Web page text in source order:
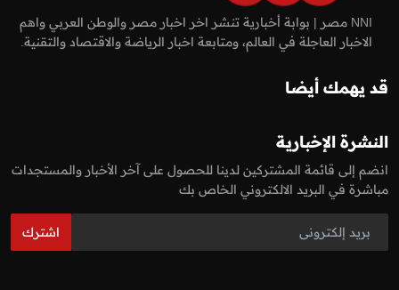
NNI مصر | بوابة أخبارية تنشر اخر اخبار مصر والوطن العربي واهم
الاخبار العاجلة في العالم، ومتابعة اخبار الرياضة والاقتصاد والتقنية.
قد يهمك أيضا
النشرة الإخبارية
انضم إلى قائمة المشتركين لدينا للحصول على آخر الأخبار والمستجدات
مباشرة في البريد الالكتروني الخاص بك
اشترك